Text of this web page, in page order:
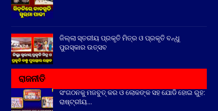
ଜିଲ୍ଲା ସ୍ତରୀୟ ପ୍ରକୃତି ମିତ୍ର ଓ ପ୍ରକୃତି ବନ୍ଧୁ
ପୁରସ୍କାର ଉତ୍ସବ
ରାଜନୀତି
ସଂଗଠନକୁ ମଜବୁତ୍ କର ଓ ଲୋକଙ୍କ ସହ ଯୋଡି ହୋଇ ରୁହ:
ରାଷ୍ଟ୍ରୀୟ…